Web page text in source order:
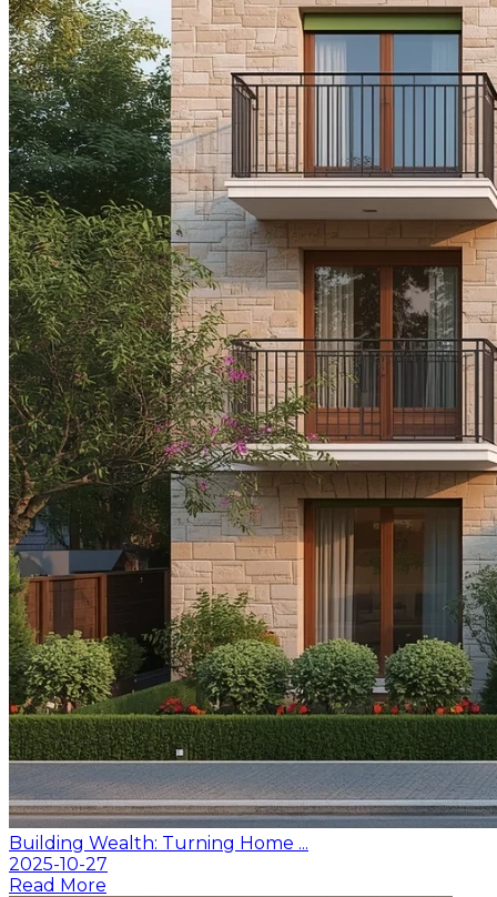
Building Wealth: Turning Home ...
2025-10-27
Read More